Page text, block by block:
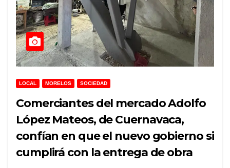
LOCAL MORELOS SOCIEDAD
Comerciantes del mercado Adolfo
López Mateos, de Cuernavaca,
confían en que el nuevo gobierno si
cumplirá con la entrega de obra